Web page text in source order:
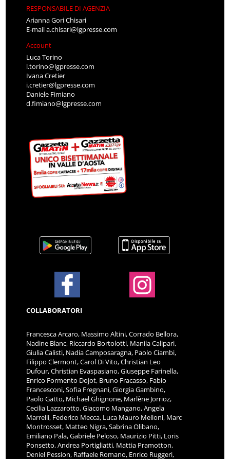
RESPONSABILE DI AGENZIA
Arianna Gori Chisari
E-maila.chisari@lgpresse.com
Account
Luca Torino
l.torino@lgpresse.com
Ivana Cretier
i.cretier@lgpresse.com
Daniele Fimiano
d.fimiano@lgpresse.com
COLLABORATORI
Francesca Arcaro, Massimo Altini, Corrado Bellora,
Nadine Blanc, Riccardo Bortolotti, Manila Calipari,
Giulia Calisti, Nadia Camposaragna, Paolo Ciambi,
Filippo Clermont, Carol Di Vito, Christian Leo
Dufour, Christian Evaspasiano, Giuseppe Farinella,
Enrico Formento Dojot, Bruno Fracasso, Fabio
Francesconi, Sofia Fregnani, Giorgia Gambino,
Paolo Gatto, Michael Ghignone, Marlène Jorrioz,
Cecilia Lazzarotto, Giacomo Mangano, Angela
Marrelli, Federico Mecca, Luca Mauro Melloni, Marc
Montrosset, Matteo Nigra, Sabrina Olibano,
Emiliano Pala, Gabriele Peloso, Maurizio Pitti, Loris
Ponsetto, Andrea Portigliatti, Mattia Pramotton,
Deniel Pession, Raffaele Romano, Enrico Ruggeri,